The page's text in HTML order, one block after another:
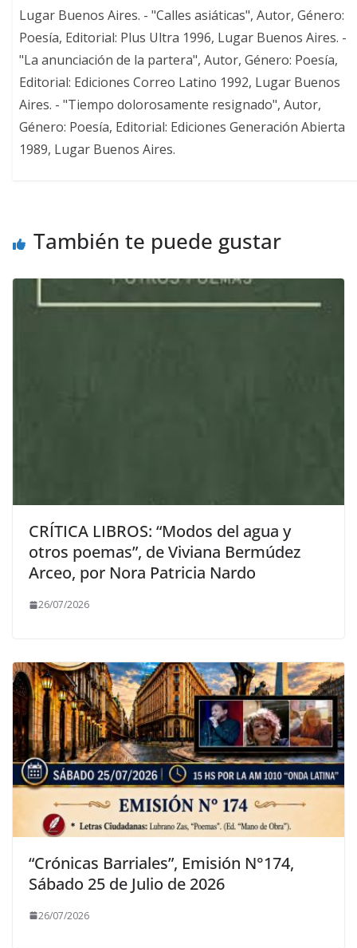
Lugar Buenos Aires. - "Calles asiáticas", Autor, Género:
Poesía, Editorial: Plus Ultra 1996, Lugar Buenos Aires. -
"La anunciación de la partera", Autor, Género: Poesía,
Editorial: Ediciones Correo Latino 1992, Lugar Buenos
Aires. - "Tiempo dolorosamente resignado", Autor,
Género: Poesía, Editorial: Ediciones Generación Abierta
1989, Lugar Buenos Aires.
También te puede gustar
CRÍTICA LIBROS: “Modos del agua y
otros poemas”, de Viviana Bermúdez
Arceo, por Nora Patricia Nardo
26/07/2026
“Crónicas Barriales”, Emisión N°174,
Sábado 25 de Julio de 2026
26/07/2026